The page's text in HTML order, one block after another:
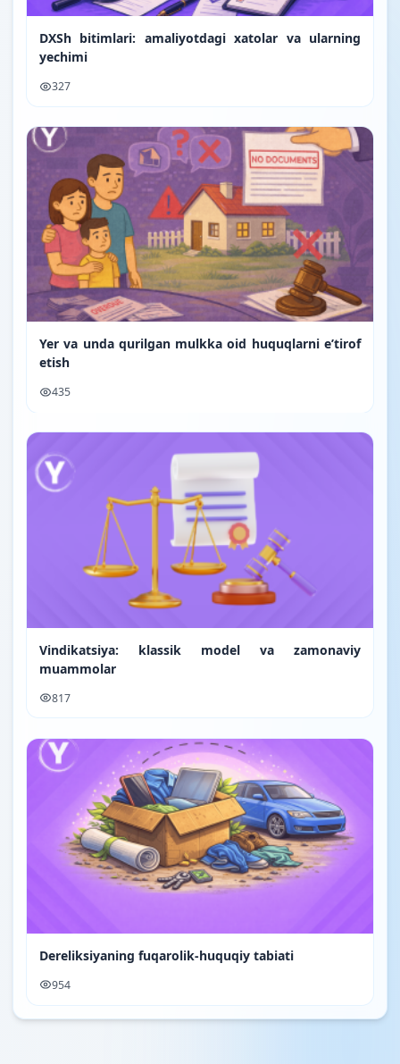
DXSh bitimlari: amaliyotdagi xatolar va ularning
yechimi
327
Yer va unda qurilgan mulkka oid huquqlarni e’tirof
etish
435
Vindikatsiya: klassik model va zamonaviy
muammolar
817
Dereliksiyaning fuqarolik-huquqiy tabiati
954